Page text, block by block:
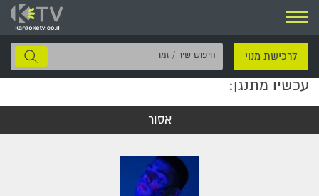
ניווט
לרכישת מנוי
חיפוש
שיר
עכשיו מתנגן:
אסור